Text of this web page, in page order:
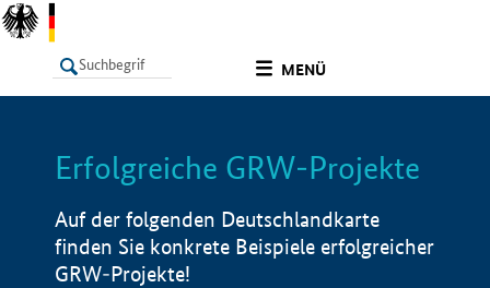
MENÜ
LISTE Info
Erfolgreiche GRW-Projekte
Auf der folgenden Deutschlandkarte
finden Sie konkrete Beispiele erfolgreicher
GRW-Projekte!